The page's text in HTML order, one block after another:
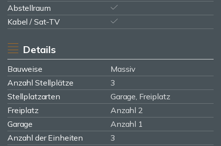
Abstellraum
Kabel / Sat-TV
Details
Bauweise
Massiv
Anzahl Stellplätze
3
Stellplatzarten
Garage, Freiplatz
Freiplatz
Anzahl 2
Garage
Anzahl 1
Anzahl der Einheiten
3